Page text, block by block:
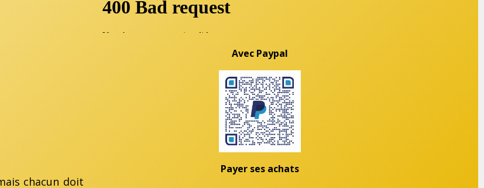
chacun doit
Avec Paypal
Payer ses achats